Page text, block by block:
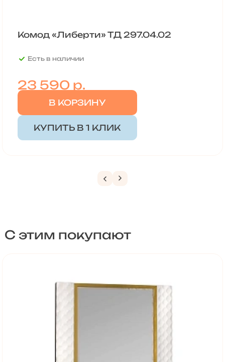
Комод «Либерти» ТД 297.04.02
Есть в наличии
23 590р.
В КОРЗИНУ
КУПИТЬ В 1 КЛИК
С этим покупают